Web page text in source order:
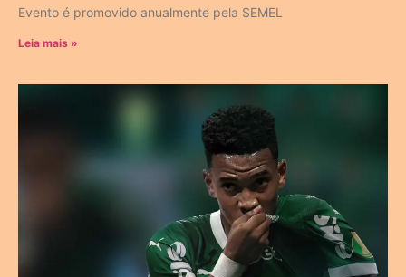
Evento é promovido anualmente pela SEMEL
Leia mais »